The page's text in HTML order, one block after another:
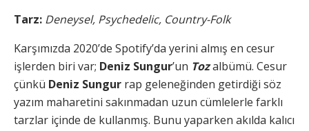
Tarz: Deneysel, Psychedelic, Country-Folk
Karşımızda 2020’de Spotify’da yerini almış en cesur
işlerden biri var; Deniz Sungur’un Tozalbümü. Cesur
çünkü Deniz Sungur rap geleneğinden getirdiği söz
yazım maharetini sakınmadan uzun cümlelerle farklı
tarzlar içinde de kullanmış. Bunu yaparken akılda kalıcı